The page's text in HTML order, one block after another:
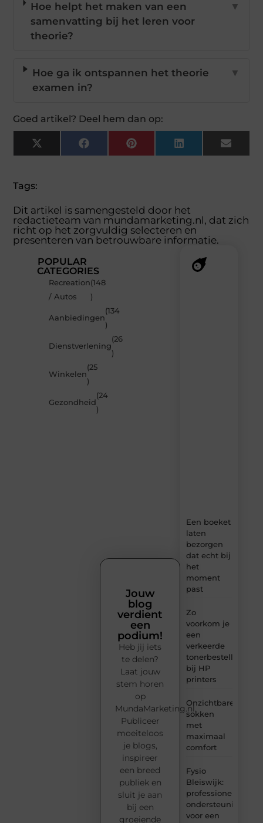
Hoe helpt het maken van een
samenvatting bij het leren voor
theorie?
▼
Hoe ga ik ontspannen het theorie
examen in?
▼
Goed artikel? Deel hem dan op:
X
(Twitter)
FacebookPinterestLinkedInEmail
Tags:
Dit artikel is samengesteld door het
redactieteam van mundamarketing.nl, dat zich
richt op het zorgvuldig selecteren en
presenteren van betrouwbare informatie.
POPULAR
CATEGORIES
Recreation
/ Autos
(148
)
Aanbiedingen
(134
)
Dienstverlening
(26
)
Winkelen
(25
)
Gezondheid
(24
)
Een boeket
laten
bezorgen
dat echt bij
het
moment
past
Zo
voorkom je
een
verkeerde
tonerbestelling
bij HP
printers
Onzichtbare
sokken
met
maximaal
comfort
Fysio
Bleiswijk:
professionele
ondersteuning
voor een
Jouw
blog
verdient
een
podium!
Heb jij iets
te delen?
Laat jouw
stem horen
op
MundaMarketing.nl.
Publiceer
moeiteloos
je blogs,
inspireer
een breed
publiek en
sluit je aan
bij een
groeiende